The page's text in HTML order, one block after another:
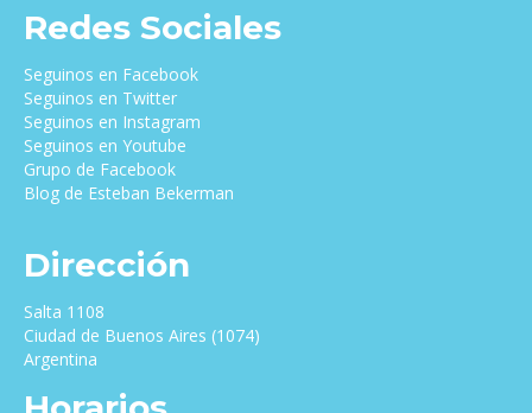
Redes Sociales
Seguinos en Facebook
Seguinos en Twitter
Seguinos en Instagram
Seguinos en Youtube
Grupo de Facebook
Blog de Esteban Bekerman
Dirección
Salta 1108
Ciudad de Buenos Aires (1074)
Argentina